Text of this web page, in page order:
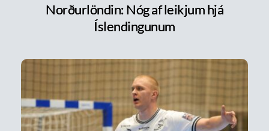
Norðurlöndin: Nóg af leikjum hjá
Íslendingunum